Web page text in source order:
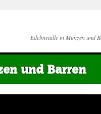
Edelmetalle in Münzen und